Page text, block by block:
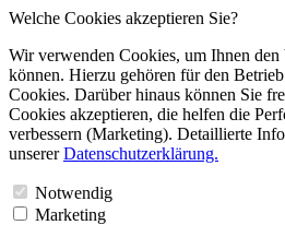
Welche Cookies akzeptieren Sie?
Wir verwenden Cookies, um Ihnen den
können. Hierzu gehören für den
Cookies. Darüber hinaus können Sie
Cookies akzeptieren, die helfen die
verbessern (Marketing). Detaillierte
unsererDatenschutzerklärung.
Notwendig
Marketing